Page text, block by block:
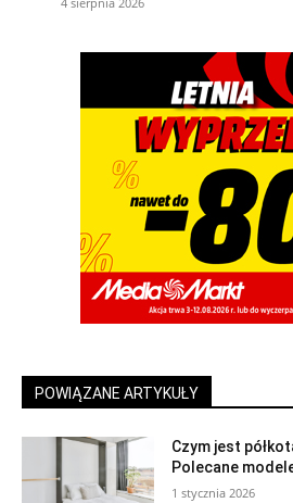
POWIĄZANE ARTYKUŁY
Czym jest
Polecane
1 stycznia 2026